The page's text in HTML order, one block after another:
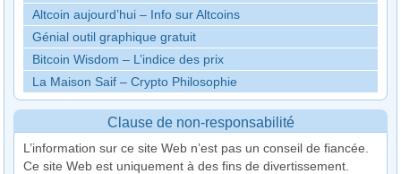
Altcoin aujourd’hui – Info sur Altcoins
Génial outil graphique gratuit
Bitcoin Wisdom – L’indice des prix
La Maison Saif – Crypto Philosophie
Clause de non-responsabilité
L’information sur ce site Web n’est pas un conseil de fiancée.
Ce site Web est uniquement à des fins de divertissement.